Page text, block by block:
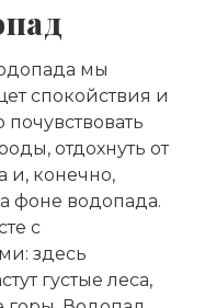
мы
спокойствия и
отдохнуть от
и, конечно,
фоне водопада.
с
здесь
густые леса,